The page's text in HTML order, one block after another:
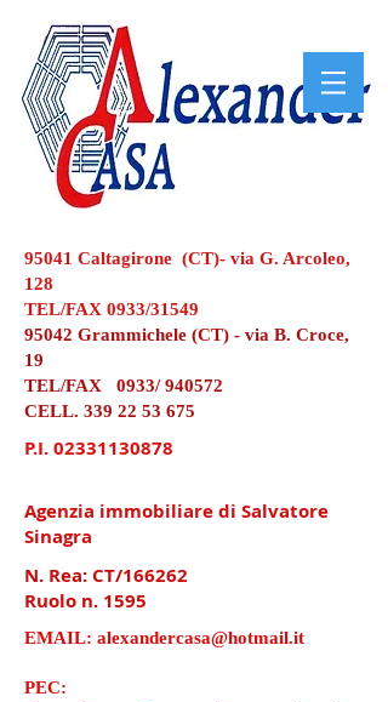
95041 Caltagirone (CT)- via G. Arcoleo,
128
TEL/FAX 0933/31549
95042 Grammichele (CT) - via B. Croce,
19
TEL/FAX 0933/ 940572
CELL. 339 22 53 675
P.I.02331130878
Agenzia immobiliare di Salvatore
Sinagra
N. Rea: CT/166262
Ruolo n. 1595
EMAIL: alexandercasa@hotmail.it
PEC: